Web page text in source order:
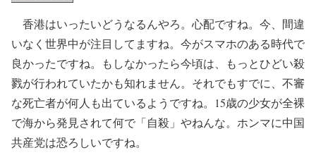
香港はいったいどうなるんやろ。心配ですね。今、間違
いなく世界中が注目してますね。今がスマホのある時代で
良かったですね。もしなかったら今頃は、もっとひどい殺
戮が行われていたかも知れません。それでもすでに、不審
な死亡者が何人も出ているようですね。15歳の少女が全裸
で海から発見されて何で「自殺」やねんな。ホンマに中国
共産党は恐ろしいですね。